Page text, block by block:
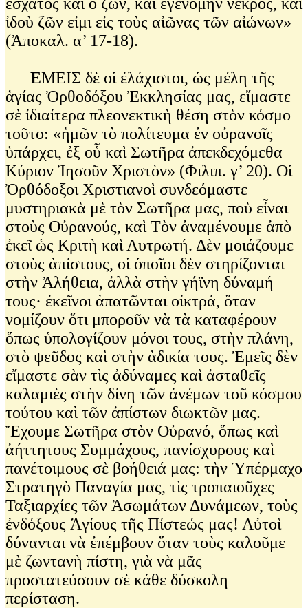
ἰδοὺ ζῶν εἰμι εἰς τοὺς αἰῶνας τῶν αἰώνων»
(Ἀποκαλ. α’ 17-18).
ΕΜΕΙΣ δὲ οἱ ἐλάχιστοι, ὡς μέλη τῆς
ἁγίας Ὀρθοδόξου Ἐκκλησίας μας, εἴμαστε
σὲ ἰδιαίτερα πλεονεκτικὴ θέση στὸν κόσμο
τοῦτο: «ἡμῶν τὸ πολίτευμα ἐν οὐρανοῖς
ὑπάρχει, ἐξ οὗ καὶ Σωτῆρα ἀπεκδεχόμεθα
Κύριον Ἰησοῦν Χριστὸν» (Φιλιπ. γ’ 20). Οἱ
Ὀρθόδοξοι Χριστιανοὶ συνδεόμαστε
μυστηριακὰ μὲ τὸν Σωτῆρα μας, ποὺ εἶναι
στοὺς Οὐρανούς, καὶ Τὸν ἀναμένουμε ἀπὸ
ἐκεῖ ὡς Κριτὴ καὶ Λυτρωτή. Δὲν μοιάζουμε
στοὺς ἀπίστους, οἱ ὁποῖοι δὲν στηρίζονται
στὴν Ἀλήθεια, ἀλλὰ στὴν γήϊνη δύναμή
τους· ἐκεῖνοι ἀπατῶνται οἰκτρά, ὅταν
νομίζουν ὅτι μποροῦν νὰ τὰ καταφέρουν
ὅπως ὑπολογίζουν μόνοι τους, στὴν πλάνη,
στὸ ψεῦδος καὶ στὴν ἀδικία τους. Ἐμεῖς δὲν
εἴμαστε σὰν τὶς ἀδύναμες καὶ ἀσταθεῖς
καλαμιὲς στὴν δίνη τῶν ἀνέμων τοῦ κόσμου
τούτου καὶ τῶν ἀπίστων διωκτῶν μας.
Ἔχουμε Σωτῆρα στὸν Οὐρανό, ὅπως καὶ
ἀήττητους Συμμάχους, πανίσχυρους καὶ
πανέτοιμους σὲ βοήθειά μας: τὴν Ὑπέρμαχο
Στρατηγὸ Παναγία μας, τὶς τροπαιοῦχες
Ταξιαρχίες τῶν Ἀσωμάτων Δυνάμεων, τοὺς
ἐνδόξους Ἁγίους τῆς Πίστεώς μας! Αὐτοὶ
δύνανται νὰ ἐπέμβουν ὅταν τοὺς καλοῦμε
μὲ ζωντανὴ πίστη, γιὰ νὰ μᾶς
προστατεύσουν σὲ κάθε δύσκολη
περίσταση.